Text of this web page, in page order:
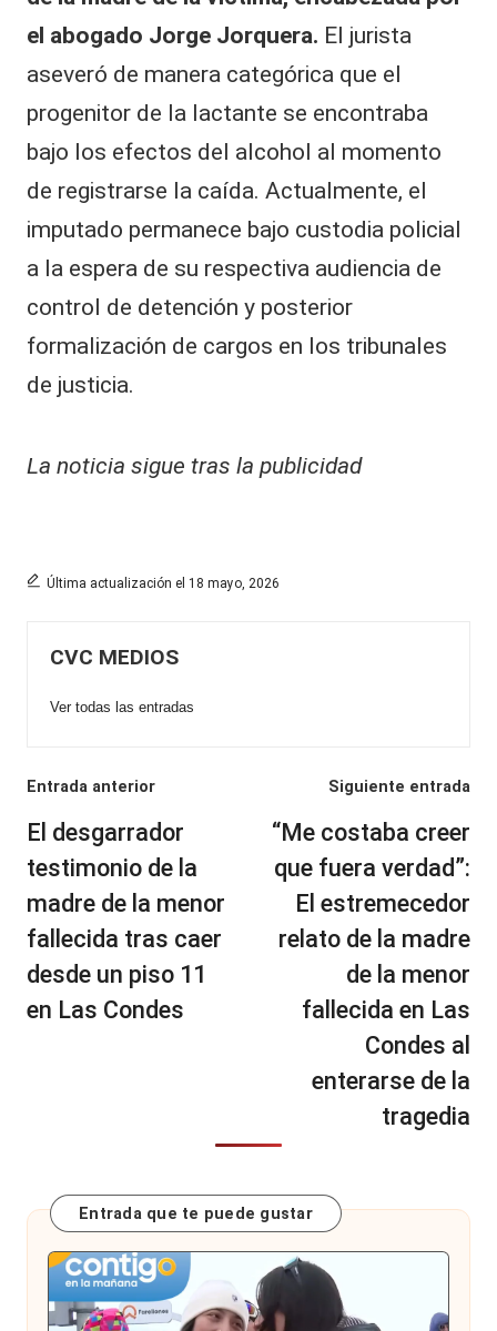
el abogado Jorge Jorquera. El jurista
aseveró de manera categórica que el
progenitor de la lactante se encontraba
bajo los efectos del alcohol al momento
de registrarse la caída. Actualmente, el
imputado permanece bajo custodia policial
a la espera de su respectiva audiencia de
control de detención y posterior
formalización de cargos en los tribunales
de justicia.
La noticia sigue tras la publicidad
Última actualización el 18 mayo, 2026
CVC MEDIOS
Ver todas las entradas
Navegación
de
entradas
Entrada anterior
El desgarrador
testimonio de la
madre de la menor
fallecida tras caer
desde un piso 11
en Las Condes
Siguiente entrada
“Me costaba creer
que fuera verdad”:
El estremecedor
relato de la madre
de la menor
fallecida en Las
Condes al
enterarse de la
tragedia
Entrada que te puede gustar